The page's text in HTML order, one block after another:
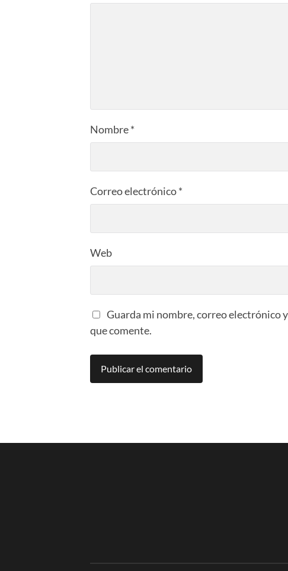
Nombre*
Correo electrónico*
Web
Guarda mi nombre, correo electrónico
que comente.